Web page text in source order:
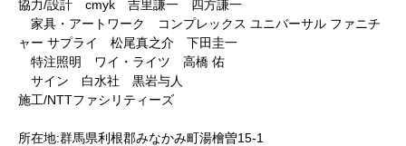
協力/設計 cmyk 吉里謙一 四方謙一
家具・アートワーク コンプレックス ユニバーサル ファニチ
ャー サプライ 松尾真之介 下田圭一
特注照明 ワイ・ライツ 高橋 佑
サイン 白水社 黒岩与人
施工/NTTファシリティーズ
所在地:群馬県利根郡みなかみ町湯檜曽15-1